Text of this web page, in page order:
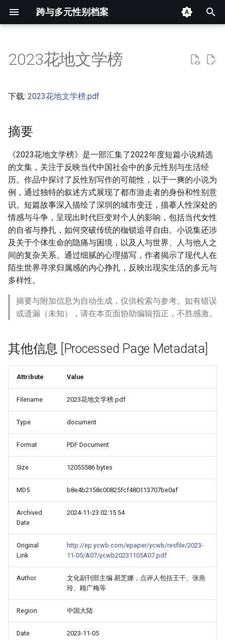
跨与多元性别档案
摘要
其他信息 [Processed Page
正文
2023花地文学榜
下载: 2023花地文学榜.pdf
摘要
《2023花地文学榜》是一部汇集了2022年度短篇小说精选
的文集，关注于反映当代中国社会中的多元性别与生活经
历。作品中探讨了反性别写作的可能性，以于一爽的小说为
例，通过独特的叙述方式展现了都市游走者的身份和性别意
识。短篇故事深入描绘了深圳的城市变迁，描摹人性深处的
情感与斗争，呈现出时代巨变对个人的影响，包括当代女性
的自省与挣扎，如何突破传统的枷锁追寻自由。小说集还涉
及关于个体生命的隐痛与困境，以及人与世界、人与他人之
间的复杂关系。通过细腻的心理描写，作者揭示了现代人在
陌生世界寻求归属感的内心挣扎，反映出现实生活的多元与
多样性。
摘要与附加信息为自动生成，仅供检索与参考。如有错误
或遗漏（未知），请在本页面协助编辑指正，不胜感激。
其他信息 [Processed Page Metadata]
Attribute Value
Filename 2023花地文学榜.pdf
Type document
Format PDF Document
Size 12055586 bytes
MD5 b8e4b2158c00825fcf480113707be0af
Archived
Date
2024-11-23 02:15:54
Original
Link
http://ep.ycwb.com/epaper/ycwb/resfile/2023-
11-05/A07/ycwb20231105A07.pdf
Author
文化副刊部主编 易芝娜，点评人包括王干、张燕
玲、顾广梅等
Region 中国大陆
Date 2023-11-05